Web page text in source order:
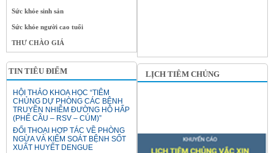
Sức khỏe sinh sản
Sức khỏe người cao tuổi
THƯ CHÀO GIÁ
TIN TIÊU ĐIỂM
HỘI THẢO KHOA HỌC “TIÊM
CHỦNG DỰ PHÒNG CÁC BỆNH
TRUYỀN NHIỄM ĐƯỜNG HÔ HẤP
(PHẾ CẦU – RSV – CÚM)”
ĐỐI THOẠI HỢP TÁC VỀ PHÒNG
NGỪA VÀ KIỂM SOÁT BỆNH SỐT
XUẤT HUYẾT DENGUE
LỊCH TIÊM CHỦNG